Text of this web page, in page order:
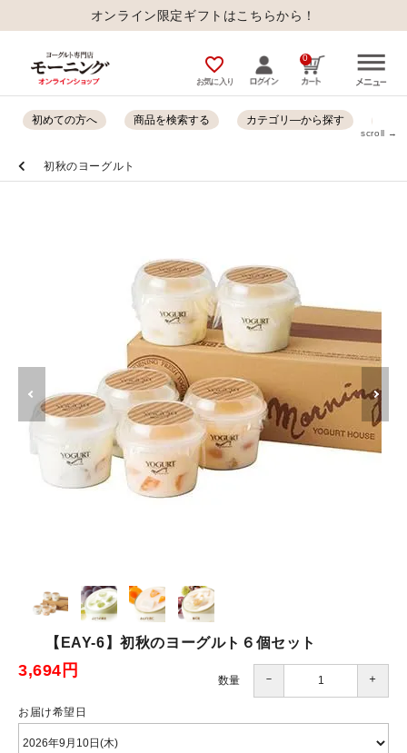
オンライン限定ギフトはこちらから！
favorite_outline
お気に入り
0
初めての方へ 商品を検索する カテゴリ―から探す
scroll →
初秋のヨーグルト
【EAY-6】初秋のヨーグルト６個セット
3,694円
数量 － ＋
お届け希望日